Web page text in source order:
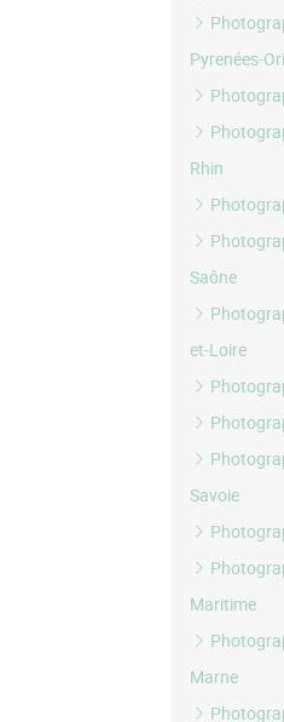
Pyrenées-
Rhin
Saône
et-Loire
Savoie
Maritime
Marne